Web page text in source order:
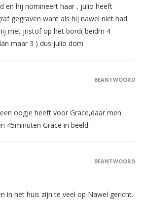
en hij nomineert haar , julio heeft
gegraven want als hij nawel niet had
met jristof op het bord( beidrn 4
maar 3 ) dus julio dom
oogje heeft voor Grace,daar men
45minuten Grace in beeld.
BEANTWOORD
in het huis zijn te veel op Nawel gericht.
BEANTWOORD